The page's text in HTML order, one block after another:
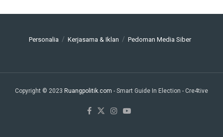
Personalia Kerjasama & Iklan Pedoman Media Siber
Copyright © 2023 Ruangpolitik.com - Smart Guide In Election - Cre4tive